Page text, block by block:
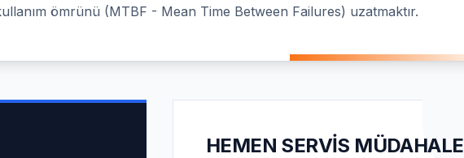
ömrünü (MTBF - Mean Time Between Failures) uzatmaktır.
HEMEN SERVIS MÜDAHALE